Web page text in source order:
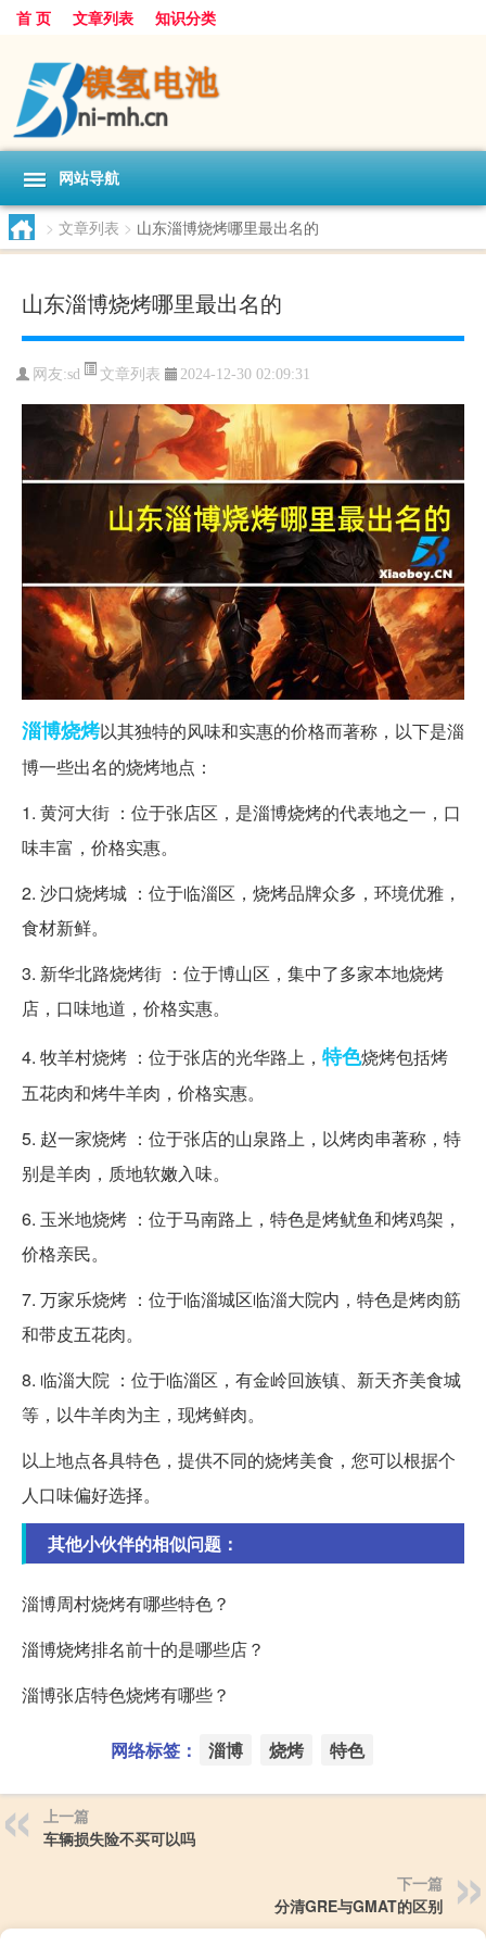
首 页 文章列表 知识分类
网站导航
> 文章列表 > 山东淄博烧烤哪里最出名的
山东淄博烧烤哪里最出名的
网友:sd 文章列表 2024-12-30 02:09:31
淄博烧烤以其独特的风味和实惠的价格而著称，以下是淄
博一些出名的烧烤地点：
1. 黄河大街 ：位于张店区，是淄博烧烤的代表地之一，口
味丰富，价格实惠。
2. 沙口烧烤城 ：位于临淄区，烧烤品牌众多，环境优雅，
食材新鲜。
3. 新华北路烧烤街 ：位于博山区，集中了多家本地烧烤
店，口味地道，价格实惠。
4. 牧羊村烧烤 ：位于张店的光华路上， 特色烧烤包括烤
五花肉和烤牛羊肉，价格实惠。
5. 赵一家烧烤 ：位于张店的山泉路上，以烤肉串著称，特
别是羊肉，质地软嫩入味。
6. 玉米地烧烤 ：位于马南路上，特色是烤鱿鱼和烤鸡架，
价格亲民。
7. 万家乐烧烤 ：位于临淄城区临淄大院内，特色是烤肉筋
和带皮五花肉。
8. 临淄大院 ：位于临淄区，有金岭回族镇、新天齐美食城
等，以牛羊肉为主，现烤鲜肉。
以上地点各具特色，提供不同的烧烤美食，您可以根据个
人口味偏好选择。
其他小伙伴的相似问题：
淄博周村烧烤有哪些特色？
淄博烧烤排名前十的是哪些店？
淄博张店特色烧烤有哪些？
网络标签： 淄博 烧烤 特色
上一篇
车辆损失险不买可以吗
下一篇
分清GRE与GMAT的区别